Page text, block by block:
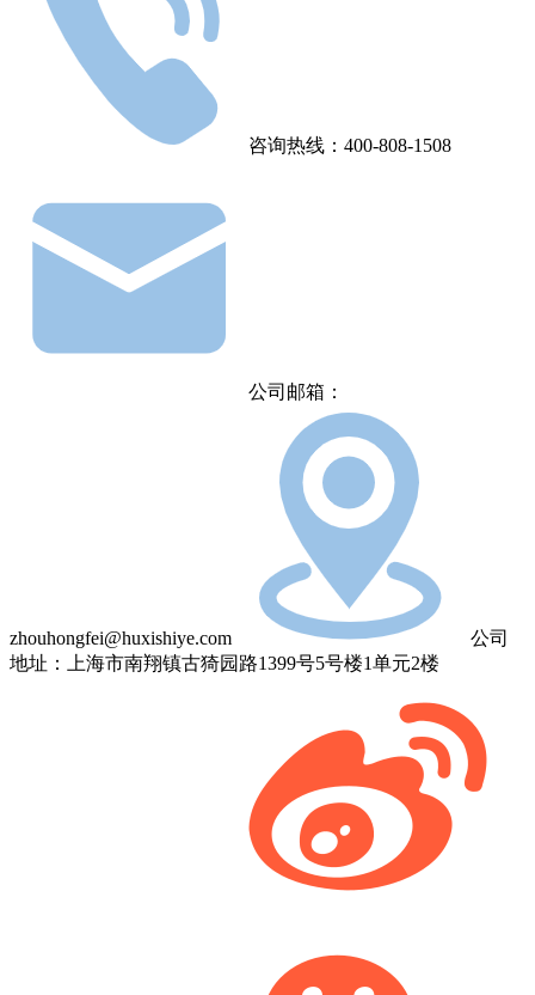
咨询热线：400-808-1508
公司邮箱：
zhouhongfei@huxishiye.com
公司
地址：上海市南翔镇古猗园路1399号5号楼1单元2楼